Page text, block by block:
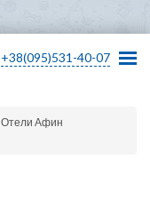
+38(095)531-40-07
Отели Афин